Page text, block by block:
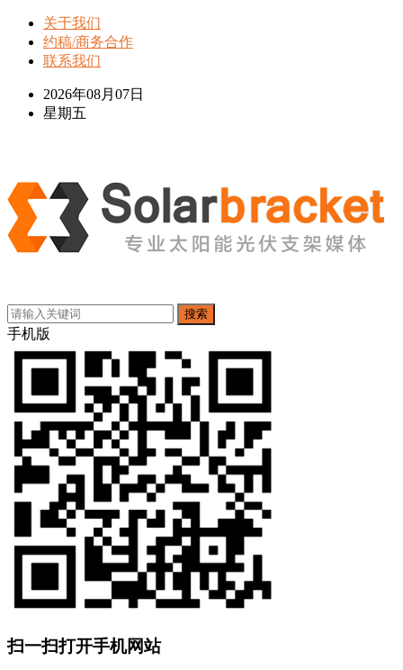
关于我们
约稿/商务合作
联系我们
2026年08月07日
星期五
搜索
手机版
扫一扫打开手机网站